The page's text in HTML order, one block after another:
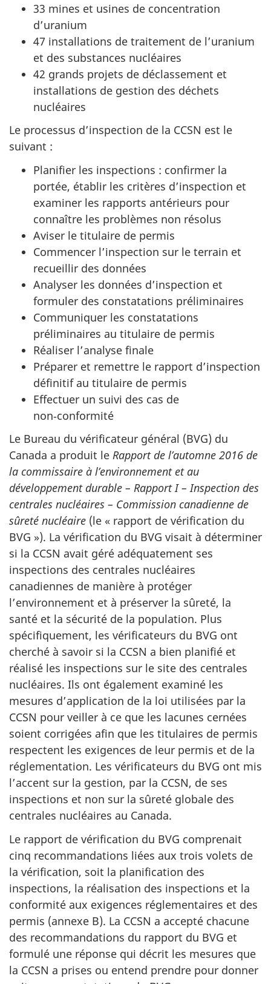
33 mines et usines de concentration
d’uranium
47 installations de traitement de l’uranium
et des substances nucléaires
42 grands projets de déclassement et
installations de gestion des déchets
nucléaires
Le processus d’inspection de la CCSN est le
suivant :
Planifier les inspections : confirmer la
portée, établir les critères d’inspection et
examiner les rapports antérieurs pour
connaître les problèmes non résolus
Aviser le titulaire de permis
Commencer l’inspection sur le terrain et
recueillir des données
Analyser les données d’inspection et
formuler des constatations préliminaires
Communiquer les constatations
préliminaires au titulaire de permis
Réaliser l’analyse finale
Préparer et remettre le rapport d’inspection
définitif au titulaire de permis
Effectuer un suivi des cas de
non‑conformité
Le Bureau du vérificateur général (BVG) du
Canada a produit le Rapport de l’automne 2016 de
la commissaire à l’environnement et au
développement durable – Rapport I – Inspection des
centrales nucléaires – Commission canadienne de
sûreté nucléaire (le « rapport de vérification du
BVG »). La vérification du BVG visait à déterminer
si la CCSN avait géré adéquatement ses
inspections des centrales nucléaires
canadiennes de manière à protéger
l’environnement et à préserver la sûreté, la
santé et la sécurité de la population. Plus
spécifiquement, les vérificateurs du BVG ont
cherché à savoir si la CCSN a bien planifié et
réalisé les inspections sur le site des centrales
nucléaires. Ils ont également examiné les
mesures d’application de la loi utilisées par la
CCSN pour veiller à ce que les lacunes cernées
soient corrigées afin que les titulaires de permis
respectent les exigences de leur permis et de la
réglementation. Les vérificateurs du BVG ont mis
l’accent sur la gestion, par la CCSN, de ses
inspections et non sur la sûreté globale des
centrales nucléaires au Canada.
Le rapport de vérification du BVG comprenait
cinq recommandations liées aux trois volets de
la vérification, soit la planification des
inspections, la réalisation des inspections et la
conformité aux exigences réglementaires et des
permis (annexe B). La CCSN a accepté chacune
des recommandations du rapport du BVG et
formulé une réponse qui décrit les mesures que
la CCSN a prises ou entend prendre pour donner